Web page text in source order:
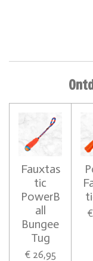
Fauxtas
tic
PowerB
all
Bungee
Tug
€ 26,95